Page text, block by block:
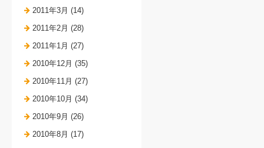
2011年3月 (14)
2011年2月 (28)
2011年1月 (27)
2010年12月 (35)
2010年11月 (27)
2010年10月 (34)
2010年9月 (26)
2010年8月 (17)